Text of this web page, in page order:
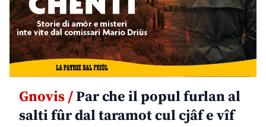
Gnovis /Par che il popul furlan al
salti fûr dal taramot cul cjâf e vîf